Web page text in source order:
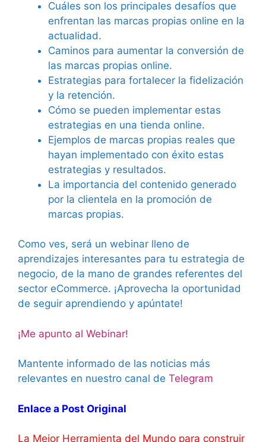
Cuáles son los principales desafíos que
enfrentan las marcas propias online en la
actualidad.
Caminos para aumentar la conversión de
las marcas propias online.
Estrategias para fortalecer la fidelización
y la retención.
Cómo se pueden implementar estas
estrategias en una tienda online.
Ejemplos de marcas propias reales que
hayan implementado con éxito estas
estrategias y resultados.
La importancia del contenido generado
por la clientela en la promoción de
marcas propias.
Como ves, será un webinar lleno de
aprendizajes interesantes para tu estrategia de
negocio, de la mano de grandes referentes del
sector eCommerce. ¡Aprovecha la oportunidad
de seguir aprendiendo y apúntate!
¡Me apunto al Webinar!
Mantente informado de las noticias más
relevantes en nuestro canal de Telegram
Enlace a Post Original
La Mejor Herramienta del Mundo para construir